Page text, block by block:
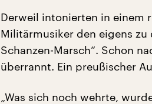
Derweil intonierten in einem
Militärmusiker den eigens zu
Schanzen-Marsch“. Schon
überrannt. Ein preußischer
„Was sich noch wehrte,